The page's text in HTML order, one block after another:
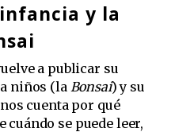
y la
a publicar su
niños (la Bonsai) y su
cuenta por qué
cuándo se puede leer,